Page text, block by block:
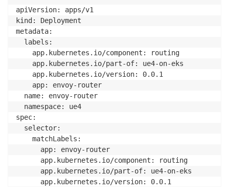
            secretKeyRef:
              key: password
              name: turn-secret
image: ghcr.io/stevensu1977/ue4-
        imagePullPolicy: Always
        name: turn
        ports:
        - containerPort: 3478
          hostPort: 3478
          name: turn-udp
          protocol: UDP
        - containerPort: 3478
          hostPort: 3478
          protocol: TCP
      hostNetwork: true
      serviceAccountName: turn-svc-account
apiVersion: apps/v1
kind: Deployment
metadata:
  labels:
    app.kubernetes.io/component: routing
    app.kubernetes.io/part-of: ue4-on-eks
    app.kubernetes.io/version: 0.0.1
    app: envoy-router
  name: envoy-router
  namespace: ue4
spec:
  selector:
    matchLabels:
      app: envoy-router
      app.kubernetes.io/component: routing
      app.kubernetes.io/part-of: ue4-on-eks
      app.kubernetes.io/version: 0.0.1